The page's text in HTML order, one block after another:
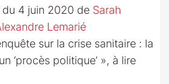
4 juin 2020 de Sarah
Lemarié
sur la crise sanitaire : la
‘procès politique’ », à lire